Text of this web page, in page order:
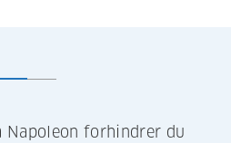
Napoleon forhindrer du